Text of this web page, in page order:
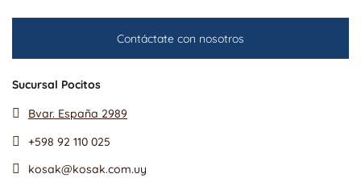
Contáctate con nosotros
Sucursal Pocitos
Bvar. España 2989
+598 92 110 025
kosak@kosak.com.uy